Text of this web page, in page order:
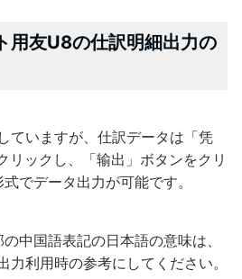
用友U8の仕訳明細出力の
ていますが、仕訳データは「凭
ックし、「输出」ボタンをクリ
でデータ出力が可能です。
中国語表記の日本語の意味は、
力利用時の参考にしてください。